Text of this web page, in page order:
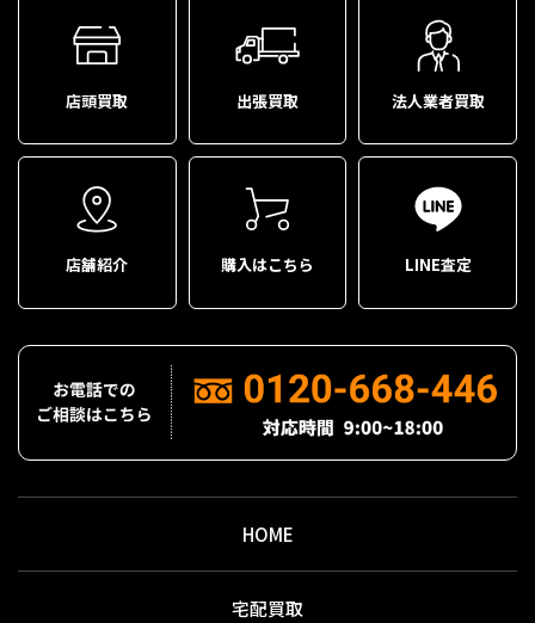
店頭買取 出張買取 法人業者買取
店舗紹介 購入はこちら LINE査定
HOME
宅配買取